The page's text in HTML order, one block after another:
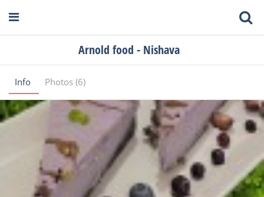
Arnold food - Nishava
Info Photos (6)